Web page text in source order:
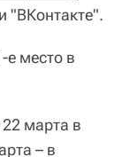
"ВКонтакте".
е место в
марта в
– в